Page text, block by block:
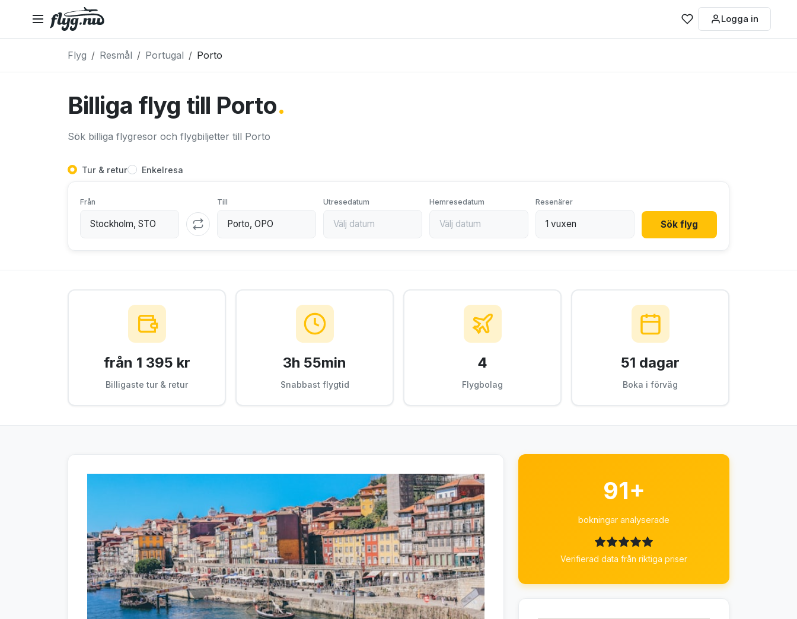
Logga in
Flyg Resmål Portugal Porto
Billiga flyg till Porto.
Sök billiga flygresor och flygbiljetter till Porto
Tur & retur Enkelresa
Från Till Utresedatum Hemresedatum Resenärer
Sök flyg
från 1 395 kr
Billigaste tur & retur
3h 55min
Snabbast flygtid
4
Flygbolag
51 dagar
Boka i förväg
91+
bokningar analyserade
Verifierad data från riktiga priser